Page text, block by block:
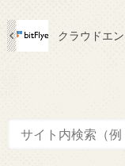
クラウドエ